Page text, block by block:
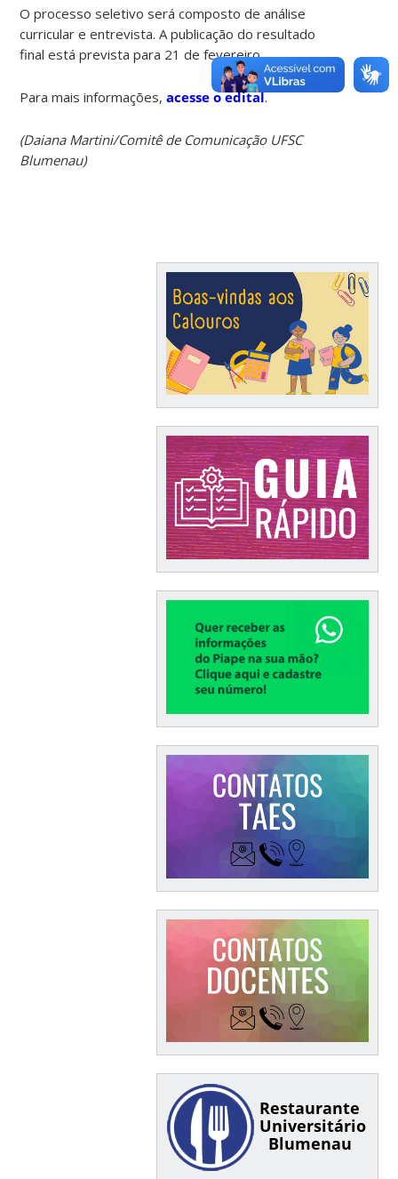
O processo seletivo será composto de análise
curricular e entrevista. A publicação do resultado
final está prevista para 21 de fevereiro.
Para mais informações,acesse o edital.
(Daiana Martini/Comitê de Comunicação UFSC
Blumenau)
Restaurante
Universitário
Blumenau